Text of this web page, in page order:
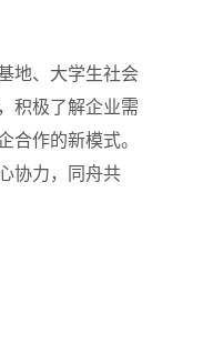
地、大学生社会
积极了解企业需
合作的新模式。
协力，同舟共